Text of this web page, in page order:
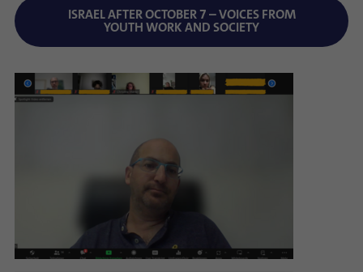
ISRAEL AFTER OCTOBER 7 – VOICES FROM
YOUTH WORK AND SOCIETY